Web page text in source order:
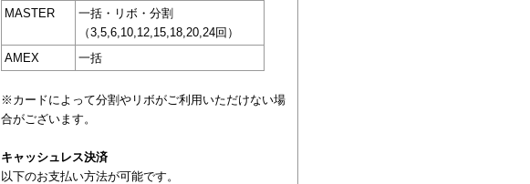
MASTER
一括・リボ・分割
（3,5,6,10,12,15,18,20,24回）
AMEX
一括
※カードによって分割やリボがご利用いただけない場
合がございます。
キャッシュレス決済
以下のお支払い方法が可能です。